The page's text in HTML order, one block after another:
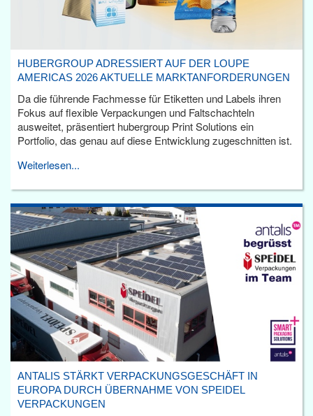
HUBERGROUP ADRESSIERT AUF DER LOUPE
AMERICAS 2026 AKTUELLE MARKTANFORDERUNGEN
Da die führende Fachmesse für Etiketten und Labels ihren
Fokus auf flexible Verpackungen und Faltschachteln
ausweitet, präsentiert hubergroup Print Solutions ein
Portfolio, das genau auf diese Entwicklung zugeschnitten ist.
Weiterlesen...
ANTALIS STÄRKT VERPACKUNGSGESCHÄFT IN
EUROPA DURCH ÜBERNAHME VON SPEIDEL
VERPACKUNGEN